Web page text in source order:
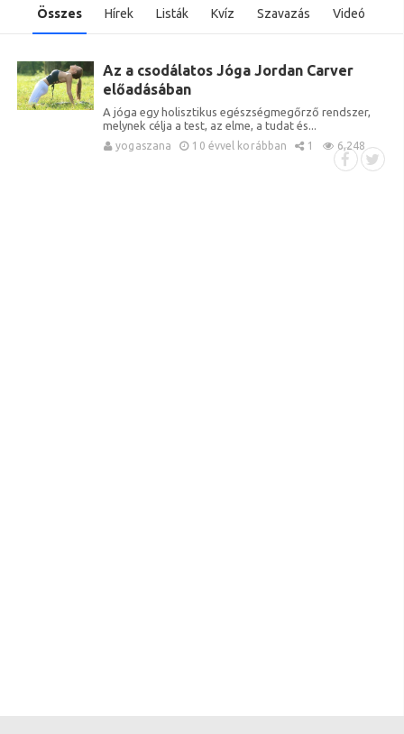
Összes Hírek Listák Kvíz Szavazás Videó
Az a csodálatos Jóga Jordan Carver
előadásában
A jóga egy holisztikus egészségmegőrző rendszer,
melynek célja a test, az elme, a tudat és...
yogaszana 10 évvel korábban 1 6,248